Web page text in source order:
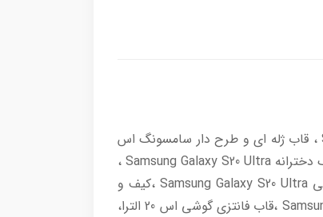
خرید لوازم جانبی Samsung Galaxy S20 Ultra 5G شامل قاب وکاور اس 20الترا ، کاور دخترانه Samsung Galaxy S20 Ultra ، قاب ژله ای و طرح دار سامسونگ اس
Samsung Galaxy S20 Ultra، قاب سیلیکونی اس 20 الترا، قاب عروسکی Samsung Galaxy S20 Ultra ، قاب موبایل سامسونگ دخترانه Samsung Galaxy S20 Ultra ،
انواع کیف موبایل و قاب گوشی سامسونگ Samsung Galaxy S20 Ultra ،کاور سیلیکونی اصل اس 20الترا، قاب اصلی گلکسی Samsung Galaxy S20 Ultra ،کیف و
کاور Samsung Galaxy S20 Ultra ،محافظ صفحه و گلس Samsung Galaxy S20 Ultra ،محافظ دوربین Samsung Galaxy S20 Ultra ،قاب فانتزی گوشی اس 20 الترا،